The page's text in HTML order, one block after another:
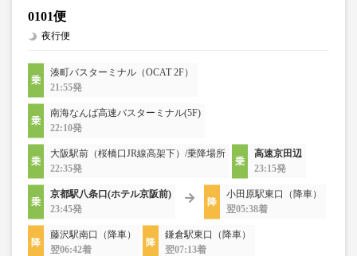
0101便
夜行便
湊町バスターミナル（OCAT 2F）
21:55発
南海なんば高速バスターミナル(5F)
22:10発
大阪駅前（桜橋口JR線高架下）/乗降場所
22:35発
高速京田辺
23:15発
京都駅八条口(ホテル京阪前)
23:45発
小田原駅東口（降車）
翌05:38着
藤沢駅南口（降車）
翌06:42着
鎌倉駅東口（降車）
翌07:13着